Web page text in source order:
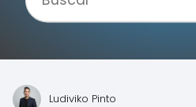
Ludiviko Pinto